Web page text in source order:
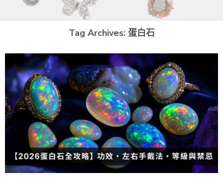
Tag Archives: 蛋白石